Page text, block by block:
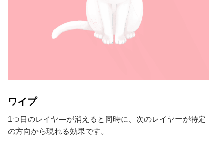
ワイプ
1つ目のレイヤ―が消えると同時に、次のレイヤーが特定
の方向から現れる効果です。